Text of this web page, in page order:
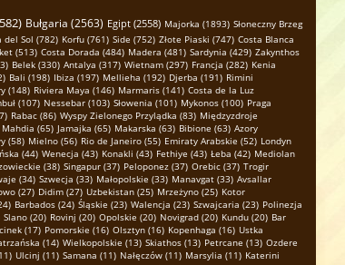
Bułgaria (2563) Egipt (2558) Majorka (1893) Słoneczny Brzeg
del Sol (782) Korfu (761) Side (752) Złote Piaski (747) Costa Blanca
(513) Costa Dorada (484) Madera (481) Sardynia (429) Zakynthos
Belek (330) Antalya (317) Wietnam (297) Francja (282) Kenia
Bali (198) Ibiza (197) Mellieha (192) Djerba (191) Rimini
(148) Riviera Maya (146) Marmaris (141) Costa de la Luz
(107) Nessebar (103) Słowenia (101) Mykonos (100) Praga
Rabac (86) Wyspy Zielonego Przylądka (83) Międzyzdroje
Mahdia (65) Jamajka (65) Makarska (63) Bibione (63) Azory
(58) Mielno (56) Rio de Janeiro (55) Emiraty Arabskie (52) Londyn
(44) Wenecja (43) Konakli (43) Fethiye (43) Łeba (42) Mediolan
(38) Singapur (37) Peloponez (37) Orebic (37) Trogir
(34) Szwecja (33) Małopolskie (33) Manavgat (33) Avsallar
(27) Didim (27) Uzbekistan (25) Mrzeżyno (25) Kotor
Barbados (24) Śląskie (23) Walencja (23) Szwajcaria (23) Polinezja
Slano (20) Rovinj (20) Opolskie (20) Novigrad (20) Kundu (20) Bar
(17) Pomorskie (16) Olsztyn (16) Kopenhaga (16) Ustka
(14) Wielkopolskie (13) Skiathos (13) Petrcane (13) Ozdere
Ulcinj (11) Samana (11) Nałęczów (11) Marsylia (11) Katerini